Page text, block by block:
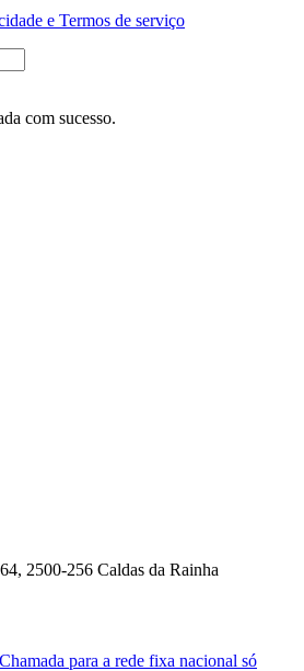
e Termos de serviço
com sucesso.
2500-256 Caldas da Rainha
para a rede fixa nacional só